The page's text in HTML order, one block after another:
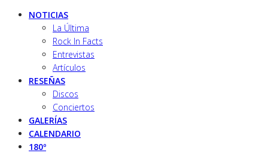
NOTICIAS
La Última
Rock In Facts
Entrevistas
Artículos
RESEÑAS
Discos
Conciertos
GALERÍAS
CALENDARIO
180º